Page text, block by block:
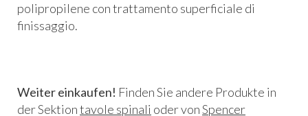
polipropilene con trattamento superficiale di
finissaggio.
Weiter einkaufen! Finden Sie andere Produkte in
der Sektiontavole spinali oder vonSpencer